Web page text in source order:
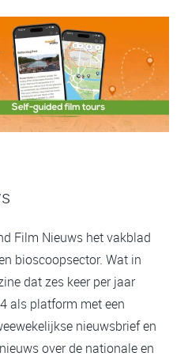
Film Nieuws het vakblad
bioscoopsector. Wat in
dat zes keer per jaar
als platform met een
nieuwsbrief en
over de nationale en